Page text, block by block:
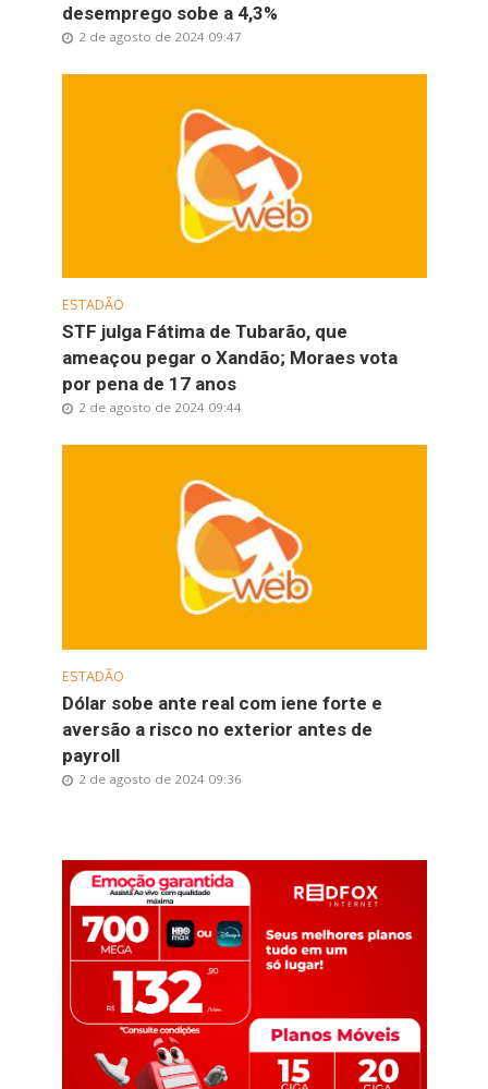
desemprego sobe a 4,3%
2 de agosto de 2024 09:47
ESTADÃO
STF julga Fátima de Tubarão, que
ameaçou pegar o Xandão; Moraes vota
por pena de 17 anos
2 de agosto de 2024 09:44
ESTADÃO
Dólar sobe ante real com iene forte e
aversão a risco no exterior antes de
payroll
2 de agosto de 2024 09:36